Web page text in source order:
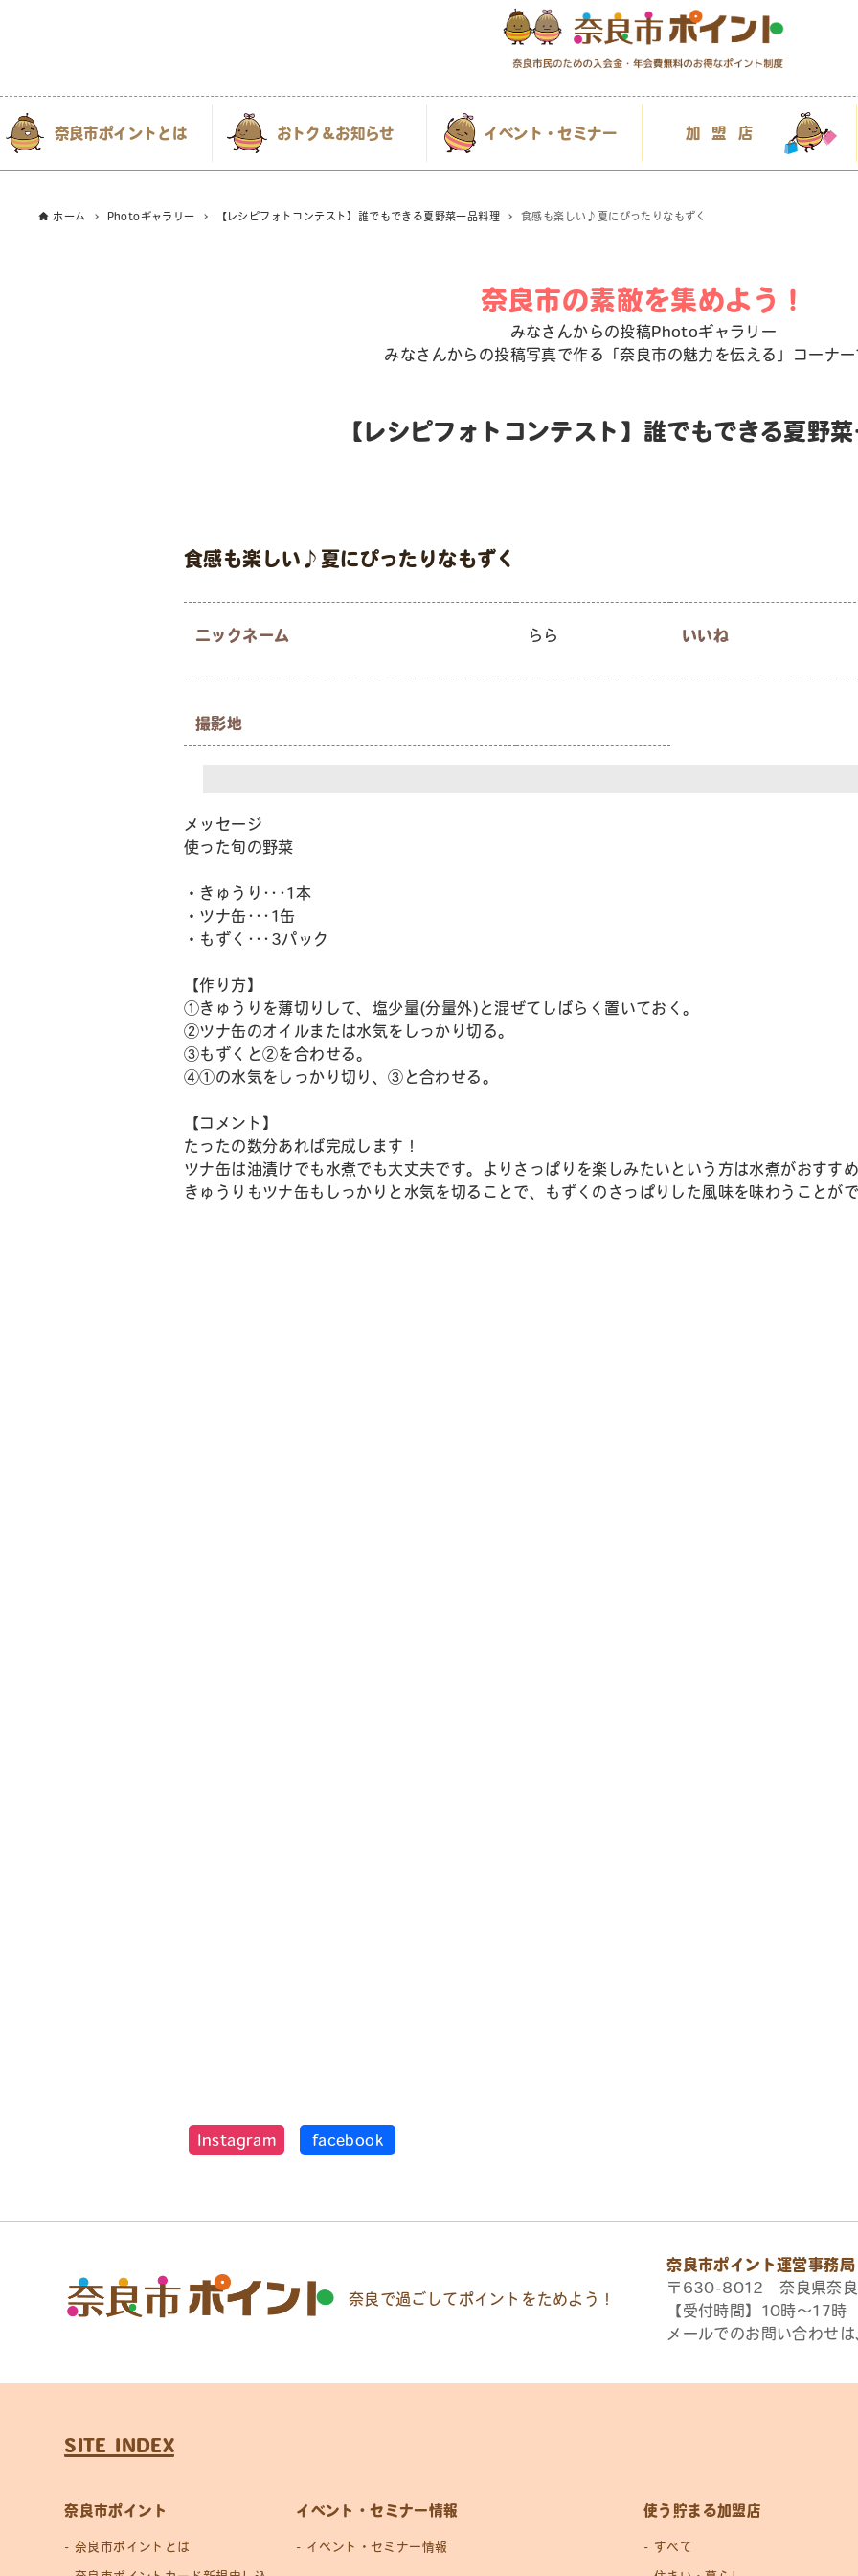
奈良市ポイントとは おトク＆お知らせ イベント・セミナー 加盟店
ホーム Photoギャラリー 【レシピフォトコンテスト】誰でもできる夏野菜一品料理 食感も楽しい♪夏にぴったりなもずく
奈良市の素敵を集めよう！
みなさんからの投稿Photoギャラリー
みなさんからの投稿写真で作る「奈良市の魅力を伝える」コーナー
【レシピフォトコンテスト】誰でもできる夏野
食感も楽しい♪夏にぴったりなもずく
ニックネーム らら いいね
撮影地
メッセージ
使った旬の野菜
・きゅうり･･･1本
・ツナ缶･･･1缶
・もずく･･･3パック
【作り方】
①きゅうりを薄切りして、塩少量(分量外)と混ぜてしばらく置いておく。
②ツナ缶のオイルまたは水気をしっかり切る。
③もずくと②を合わせる。
④①の水気をしっかり切り、③と合わせる。
【コメント】
たったの数分あれば完成します！
ツナ缶は油漬けでも水煮でも大丈夫です。よりさっぱりを楽しみたいという方は水煮がおすす
きゅうりもツナ缶もしっかりと水気を切ることで、もずくのさっぱりした風味を味わうことがで
Instagram facebook
奈良で過ごしてポイントをためよう！
奈良市ポイント運営事務局
〒630-8012 奈良県奈良
【受付時間】10時〜17時
メールでのお問い合わせ
SITE INDEX
奈良市ポイント
奈良市ポイントとは
イベント・セミナー情報
イベント・セミナー情報
使う貯まる加盟店
すべて